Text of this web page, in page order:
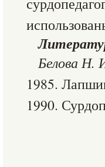
Белова Н.
1985.
1990.